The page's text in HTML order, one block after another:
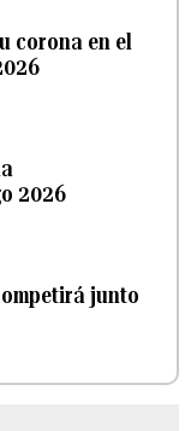
corona en el
2026
junto